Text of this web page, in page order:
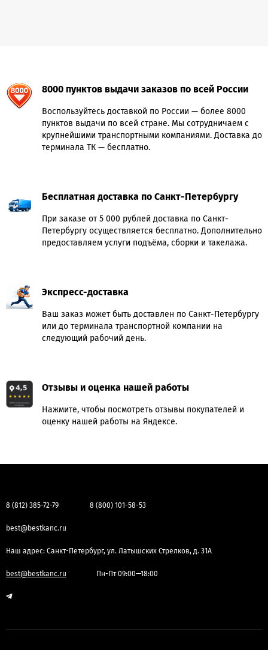
8000 пунктов выдачи заказов по всей России
Воспользуйтесь доставкой по России — более 8000
пунктов выдачи по всей стране. Мы сотрудничаем с
крупнейшими транспортными компаниями. Доставка до
терминала ТК — бесплатно.
Бесплатная доставка по Санкт-Петербургу
При заказе от 5 000 рублей доставка по Санкт-
Петербургу осуществляется бесплатно. Дополнительно
предоставляем услуги подъёма, сборки и такелажа.
Экспресс-доставка
Ваш заказ может быть доставлен по Санкт-Петербургу
или до терминала транспортной компании на
следующий рабочий день.
Отзывы и оценка нашей работы
Нажмите, чтобы посмотреть отзывы покупателей и
оценку нашей работы на Яндексе.
8 (812) 385-72-79 8 (800) 101-58-53
best@bestkanc.ru
Наш адрес: Санкт-Петербург, ул. Латышских Стрелков, д. 31А
best@bestkanc.ru Пн-Пт 09:00—18:00